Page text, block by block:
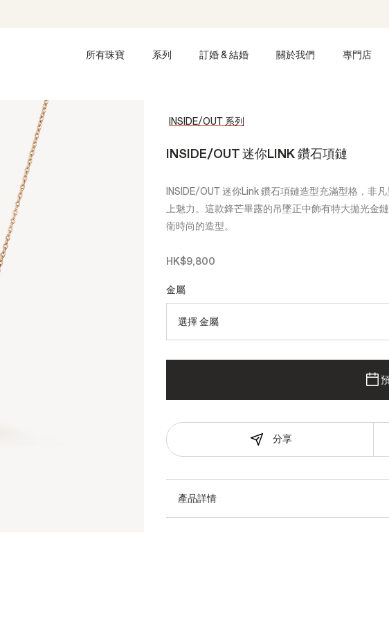
所有珠寶 系列 訂婚 & 結婚 關於我們 專門店
INSIDE/OUT 系列
INSIDE/OUT 迷你LINK 鑽石項鏈
INSIDE/OUT 迷你Link 鑽石項鏈造型充滿型格，非
上魅力。這款鋒芒畢露的吊墜正中飾有特大拋光金
衛時尚的造型。
HK$9,800
金屬
選擇 金屬
分享
產品詳情